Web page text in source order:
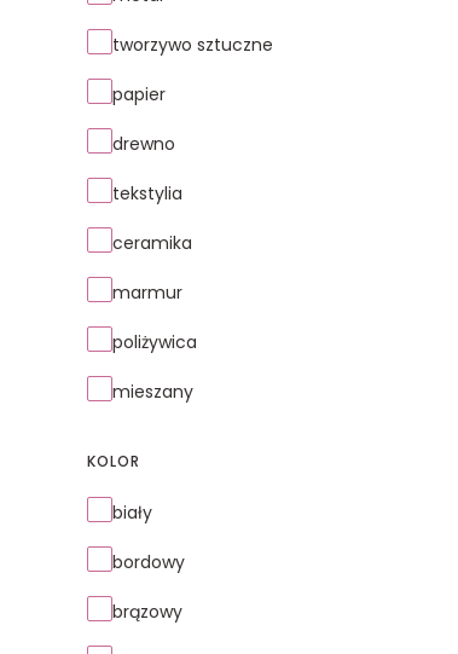
tworzywo sztuczne
papier
drewno
tekstylia
ceramika
marmur
poliżywica
mieszany
KOLOR
Kolor
biały
bordowy
brązowy